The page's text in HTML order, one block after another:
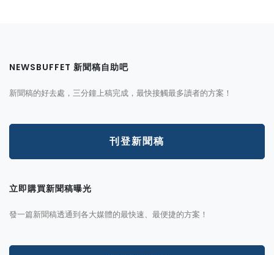
NEWSBUFFET 新聞稿自助吧
新聞稿的好去處，三分鐘上稿完成，最快接觸最多讀者的方案！
刊登新聞稿
立即購買新聞稿曝光
發一篇新聞稿透通到各大媒體的最快速、最便捷的方案！